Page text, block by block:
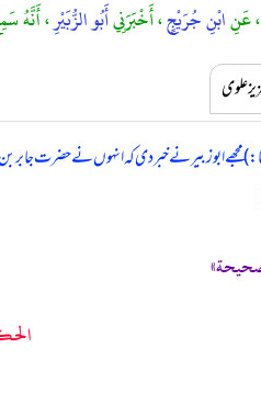
، عَنِابْنِ جُرَيْجٍ، أَخْبَرَنِيأَبُو الزُّبَيْرِ، أَنَّهُ
علوی
ابوزبیر نے خبر دی کہ انہوں نے حضرت جابر